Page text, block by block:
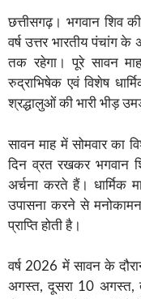
छत्तीसगढ़। भगवान शिव
वर्ष उत्तर भारतीय पंचांग
तक रहेगा। पूरे सावन
रुद्राभिषेक एवं विशेष
श्रद्धालुओं की भारी भीड़
सावन माह में सोमवार का
दिन व्रत रखकर भगवान
अर्चना करते हैं। धार्मिक
उपासना करने से
प्राप्ति होती है।
वर्ष 2026 में सावन के
अगस्त, दूसरा 10 अगस्त,